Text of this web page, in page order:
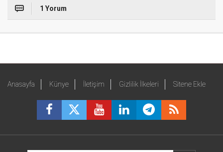
1 Yorum
Anasayfa Künye İletişim Gizlilik İlkeleri Sitene Ekle